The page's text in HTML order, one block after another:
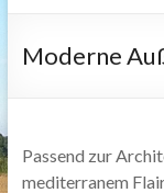
Moderne
Passend zur
mediterranem